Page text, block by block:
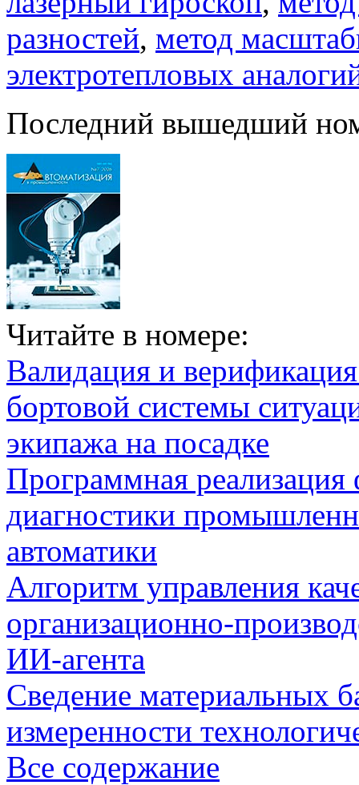
разностей, метод
электротепловых
Последний вышедший
Читайте в номере:
Валидация и
бортовой системы
экипажа на посадке
Программная
диагностики
автоматики
Алгоритм управления
организационно-
ИИ-агента
Сведение материальных
измеренности
Все содержание